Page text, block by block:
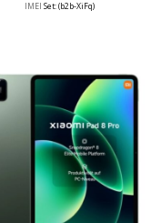
IMEI Set: (b2b-XiFq)